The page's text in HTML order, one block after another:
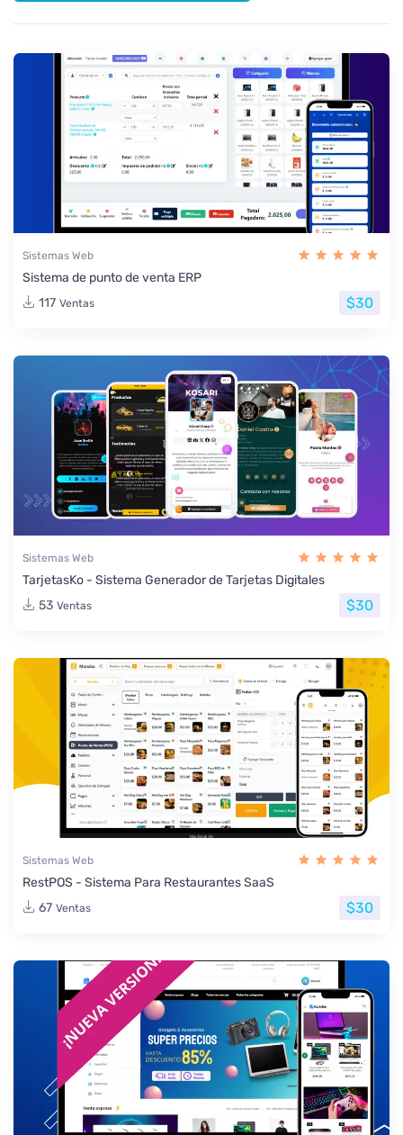
Sistemas Web
Sistema de punto de venta ERP
117 Ventas $30
Sistemas Web
TarjetasKo - Sistema Generador de Tarjetas Digitales
53 Ventas $30
Sistemas Web
RestPOS - Sistema Para Restaurantes SaaS
67 Ventas $30